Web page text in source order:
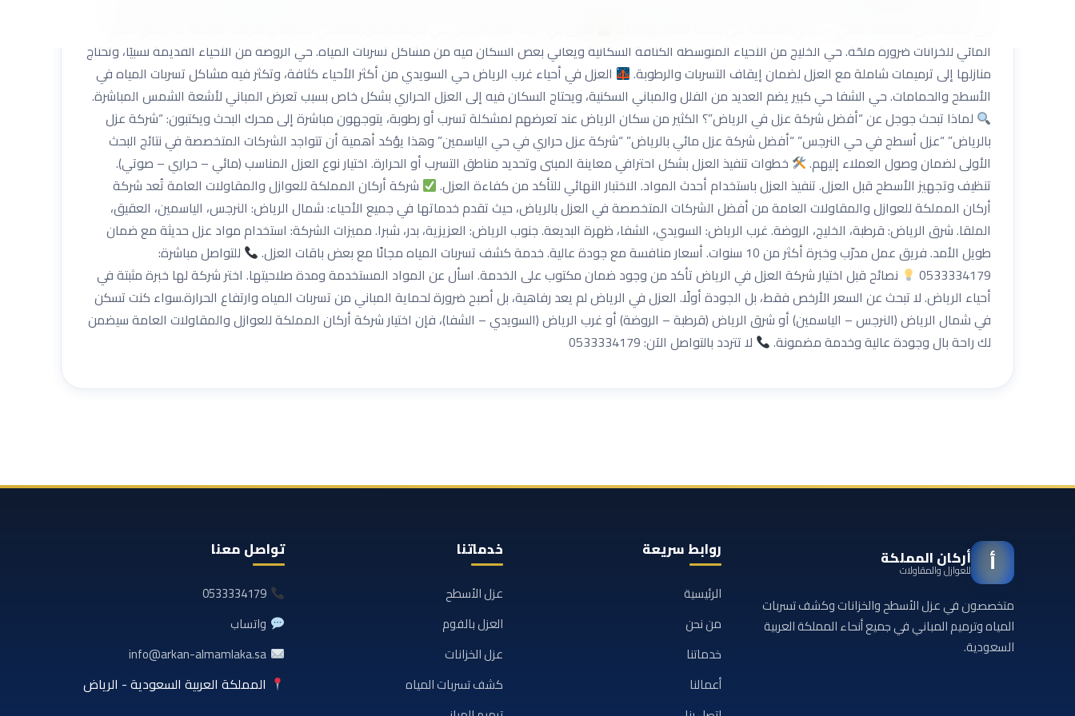
المائي للخزانات ضرورة ملحّة. حي الخليج من الأحياء المتوسطة الكثافة السكانية ويعاني بعض السكان فيه من مشاكل تسربات المياه. حي الروضة من الأحياء القديمة نسبيًا، وتحتاج
منازلها إلى ترميمات شاملة مع العزل لضمان إيقاف التسربات والرطوبة.
العزل في أحياء غرب الرياض حي السويدي من أكثر الأحياء كثافة، وتكثر فيه مشاكل تسربات المياه في
الأسطح والحمامات. حي الشفا حي كبير يضم العديد من الفلل والمباني السكنية، ويحتاج السكان فيه إلى العزل الحراري بشكل خاص بسبب تعرض المباني لأشعة الشمس المباشرة.
لماذا تبحث جوجل عن “أفضل شركة عزل في الرياض”؟ الكثير من سكان الرياض عند تعرضهم لمشكلة تسرب أو رطوبة، يتوجهون مباشرة إلى محرك البحث ويكتبون: “شركة عزل
بالرياض” “عزل أسطح في حي النرجس” “أفضل شركة عزل مائي بالرياض” “شركة عزل حراري في حي الياسمين” وهذا يؤكد أهمية أن تتواجد الشركات المتخصصة في نتائج البحث
الأولى لضمان وصول العملاء إليهم.
خطوات تنفيذ العزل بشكل احترافي معاينة المبنى وتحديد مناطق التسرب أو الحرارة. اختيار نوع العزل المناسب (مائي – حراري – صوتي).
تنظيف وتجهيز الأسطح قبل العزل. تنفيذ العزل باستخدام أحدث المواد. الاختبار النهائي للتأكد من كفاءة العزل.
شركة أركان المملكة للعوازل والمقاولات العامة تُعد شركة
أركان المملكة للعوازل والمقاولات العامة من أفضل الشركات المتخصصة في العزل بالرياض، حيث تقدم خدماتها في جميع الأحياء: شمال الرياض: النرجس، الياسمين، العقيق،
الملقا. شرق الرياض: قرطبة، الخليج، الروضة. غرب الرياض: السويدي، الشفا، ظهرة البديعة. جنوب الرياض: العزيزية، بدر، شبرا. مميزات الشركة: استخدام مواد عزل حديثة مع ضمان
طويل الأمد. فريق عمل مدرّب وخبرة أكثر من 10 سنوات. أسعار منافسة مع جودة عالية. خدمة كشف تسربات المياه مجانًا مع بعض باقات العزل.
للتواصل مباشرة:
0533334179
نصائح قبل اختيار شركة العزل في الرياض تأكد من وجود ضمان مكتوب على الخدمة. اسأل عن المواد المستخدمة ومدة صلاحيتها. اختر شركة لها خبرة مثبتة في
أحياء الرياض. لا تبحث عن السعر الأرخص فقط، بل الجودة أولًا. العزل في الرياض لم يعد رفاهية، بل أصبح ضرورة لحماية المباني من تسربات المياه وارتفاع الحرارة.سواء كنت تسكن
في شمال الرياض (النرجس – الياسمين) أو شرق الرياض (قرطبة – الروضة) أو غرب الرياض (السويدي – الشفا)، فإن اختيار شركة أركان المملكة للعوازل والمقاولات العامة سيضمن
لك راحة بال وجودة عالية وخدمة مضمونة.
لا تتردد بالتواصل الآن: 0533334179
أ أركان المملكة
للعوازل والمقاولات
متخصصون في عزل الأسطح والخزانات وكشف تسربات
المياه وترميم المباني في جميع أنحاء المملكة العربية
السعودية.
روابط سريعة
الرئيسية
من نحن
خدماتنا
أعمالنا
خدماتنا
عزل الأسطح
العزل بالفوم
عزل الخزانات
كشف تسربات المياه
تواصل معنا
0533334179
واتساب
info@arkan-almamlaka.sa
المملكة العربية السعودية - الرياض